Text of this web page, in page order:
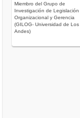
Miembro del Grupo de
Investigación de Legislación
Organizacional y Gerencia
(GILOG- Universidad de Los
Andes)